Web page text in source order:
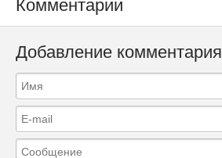
Комментарии
Добавление комментария